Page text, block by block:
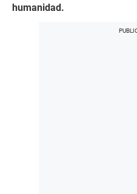
humanidad.